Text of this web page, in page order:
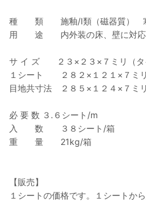
種 類 施釉/I類（磁器質）
用 途 内外装の床、壁に対応
サ イ ズ ２３×２３×７ミリ（タ
１シート ２８２×１２１×７ミリ
目地共寸法 ２８５×１２４×７ミリ
必 要 数 ３.６シート/m
入 数 ３８シート/箱
重 量 21kg/箱
【販売】
１シートの価格です。１シートから